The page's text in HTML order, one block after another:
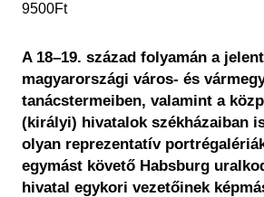
9500Ft
A 18–19. század folyamán a
magyarországi város- és
tanácstermeiben, valamint a
(királyi) hivatalok székházaiban
olyan reprezentatív
egymást követő Habsburg
hivatal egykori vezetőinek